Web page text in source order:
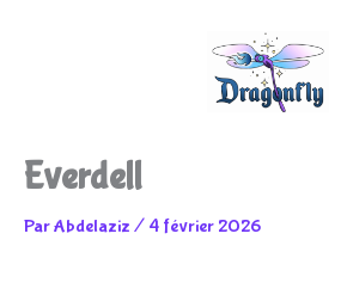
Everdell
ParAbdelaziz / 4 février 2026